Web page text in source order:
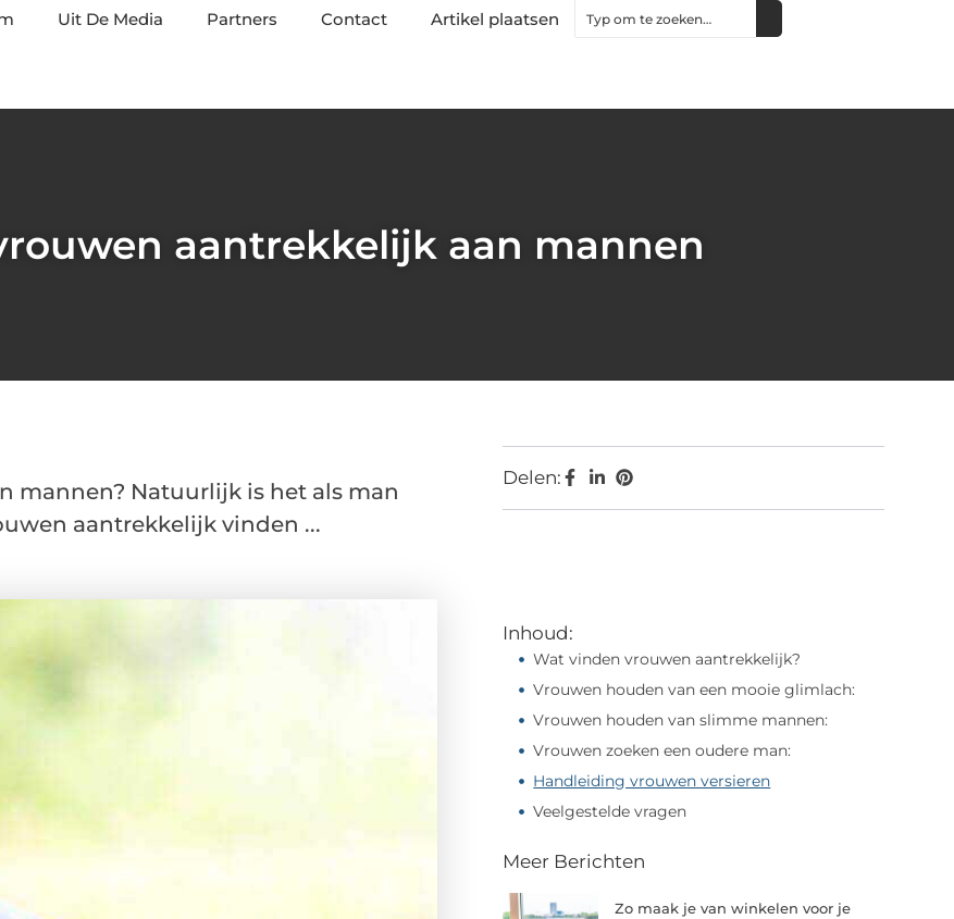
Uit De Media Partners Contact Artikel plaatsen
aantrekkelijk aan mannen
mannen? Natuurlijk is het als man
aantrekkelijk vinden ...
Delen:
Inhoud:
Wat vinden vrouwen aantrekkelijk?
Vrouwen houden van een mooie glimlach:
Vrouwen houden van slimme mannen:
Vrouwen zoeken een oudere man:
Handleiding vrouwen versieren
Veelgestelde vragen
Meer Berichten
Zo maak je van winkelen voor je